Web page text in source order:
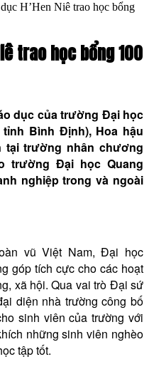
H’Hen Niê trao học bổng
trao học bổng 100
dục của trường Đại học
tỉnh Bình Định), Hoa hậu
tại trường nhân chương
trường Đại học Quang
nghiệp trong và ngoài
vũ Việt Nam, Đại học
góp tích cực cho các hoạt
xã hội. Qua vai trò Đại sứ
diện nhà trường công bố
sinh viên của trường với
những sinh viên nghèo
tập tốt.